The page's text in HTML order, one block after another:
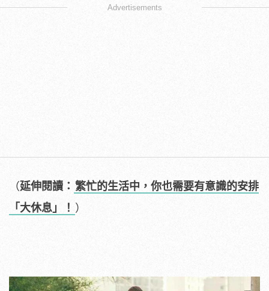
Advertisements
（延伸閱讀： 繁忙的生活中，你也需要有意識的安排
「大休息」！ ）